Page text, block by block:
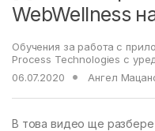
WebWellness
Обучения за работа с
Process Technologies с
06.07.2020
Ангел
В това видео ще